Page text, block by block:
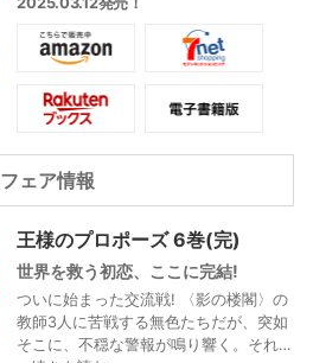
と、喰良はなんと無色を賭けた三番勝
負を彩禍に提案! そしてその勝負は、
〈庭園〉対〈影の楼閣〉の交流戦をも
巻き込んでいき――!?
1Pたりとも目が離せない、予測不能な
第5巻!
フェア情報
王様のプロポーズ 6巻(完)
世界を救う初恋、ここに完結!
ついに始まった交流戦! 〈影の楼閣〉の
教師3人に苦戦する無色たちだが、突如
そこに、不穏な警報が鳴り響く。それ